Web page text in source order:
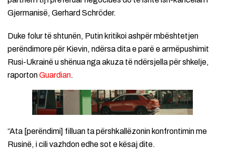
Gjermanisë, Gerhard Schröder.
Duke folur të shtunën, Putin kritikoi ashpër mbështetjen
perëndimore për Kievin, ndërsa dita e parë e armëpushimit
Rusi-Ukrainë u shënua nga akuza të ndërsjella për shkelje,
raportonGuardian.
“Ata [perëndimi] filluan ta përshkallëzonin konfrontimin me
Rusinë, i cili vazhdon edhe sot e kësaj dite.